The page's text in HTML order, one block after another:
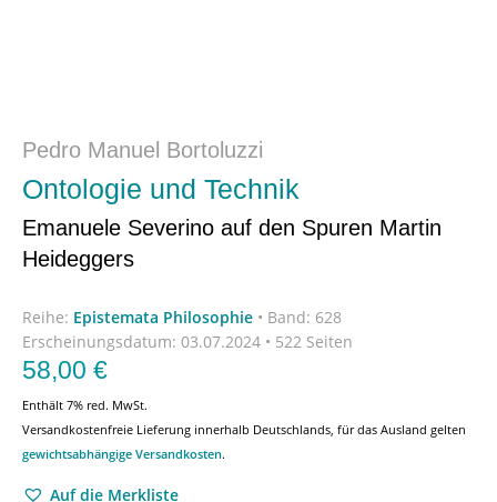
Pedro Manuel Bortoluzzi
Ontologie und Technik
Emanuele Severino auf den Spuren Martin
Heideggers
Reihe: Epistemata Philosophie • Band: 628
Erscheinungsdatum: 03.07.2024 • 522 Seiten
58,00 €
Enthält 7% red. MwSt.
Versandkostenfreie Lieferung innerhalb Deutschlands, für das Ausland gelten
gewichtsabhängige Versandkosten.
Auf die Merkliste